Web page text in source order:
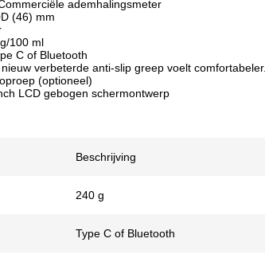
ademhalingsmeter
(46) mm
100 ml
C of Bluetooth
nieuw verbeterde anti-slip greep voelt comfortabeler.
(optioneel)
LCD gebogen schermontwerp
Beschrijving
240 g
Type C of Bluetooth